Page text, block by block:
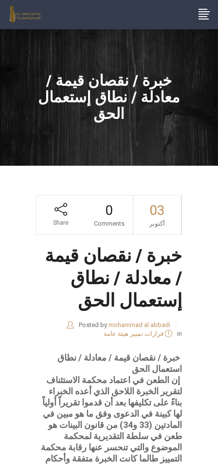
خبرة / نقصان قيمة /
معادلة / نطاق إستعمال
الحق
03
أكتوبر
0
Comments
Share
خبرة / نقصان قيمة
/ معادلة / نطاق
إستعمال الحق
Posted by mohammad al abbadi
in
قرارات تمييز هيئة عامة
خبرة / نقصان قيمة / معادلة / نطاق
استعمال الحق
إن الطعن في اعتماد محكمة الاستئناف
لتقرير الخبرة اللاحق الذي أعده الخبراء
بناءً على تكليفها بعد أن قدموا تقريراً أولياً
لها كبينة في الدعوى وفق ما هو مبين في
المادتين (33 و34) من قانون البينات هو
طعن في سلطة التقديرية لمحكمة
الموضوع والتي تنحسر عنها رقابة محكمة
التمييز طالما كانت الخبرة متفقة وأحكام